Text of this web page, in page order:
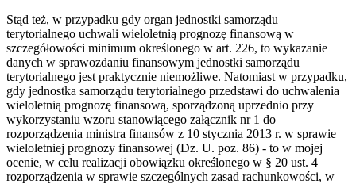
Stąd też, w przypadku gdy organ jednostki samorządu
terytorialnego uchwali wieloletnią prognozę finansową w
szczegółowości minimum określonego w art. 226, to wykazanie
danych w sprawozdaniu finansowym jednostki samorządu
terytorialnego jest praktycznie niemożliwe. Natomiast w przypadku,
gdy jednostka samorządu terytorialnego przedstawi do uchwalenia
wieloletnią prognozę finansową, sporządzoną uprzednio przy
wykorzystaniu wzoru stanowiącego załącznik nr 1 do
rozporządzenia ministra finansów z 10 stycznia 2013 r. w sprawie
wieloletniej prognozy finansowej (Dz. U. poz. 86) - to w mojej
ocenie, w celu realizacji obowiązku określonego w § 20 ust. 4
rozporządzenia w sprawie szczególnych zasad rachunkowości, w